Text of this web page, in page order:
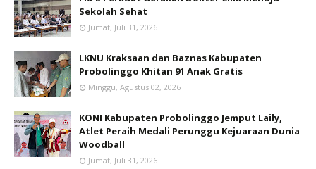
Sekolah Sehat
Jumat, Juli 31, 2026
LKNU Kraksaan dan Baznas Kabupaten
Probolinggo Khitan 91 Anak Gratis
Minggu, Agustus 02, 2026
KONI Kabupaten Probolinggo Jemput Laily,
Atlet Peraih Medali Perunggu Kejuaraan Dunia
Woodball
Jumat, Juli 31, 2026